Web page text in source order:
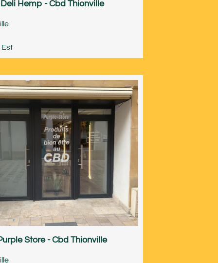
Deli Hemp - Cbd Thionville
Store - Cbd Thionville